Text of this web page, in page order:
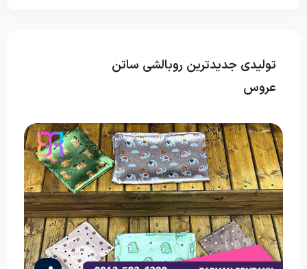
تولیدی جدیدترین روبالشی ساتن
عروس